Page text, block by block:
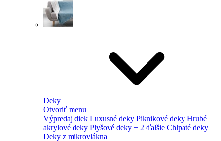
Deky
Otvoriť menu
Výpredaj diek Luxusné deky Piknikové deky Hrubé
akrylové deky Plyšové deky + 2 ďalšie Chlpaté deky
Deky z mikrovlákna